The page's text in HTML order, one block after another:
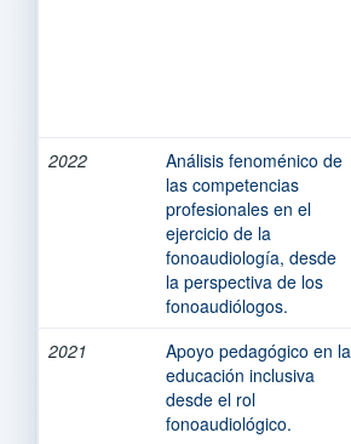
2022
Análisis fenoménico de
las competencias
profesionales en el
ejercicio de la
fonoaudiología, desde
la perspectiva de los
fonoaudiólogos.
2021
Apoyo pedagógico en la
educación inclusiva
desde el rol
fonoaudiológico.